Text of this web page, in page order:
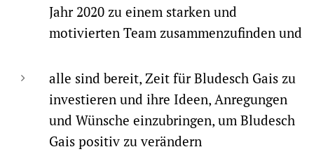
Jahr 2020 zu einem starken und
motivierten Team zusammenzufinden und
alle sind bereit, Zeit für Bludesch Gais zu
investieren und ihre Ideen, Anregungen
und Wünsche einzubringen, um Bludesch
Gais positiv zu verändern